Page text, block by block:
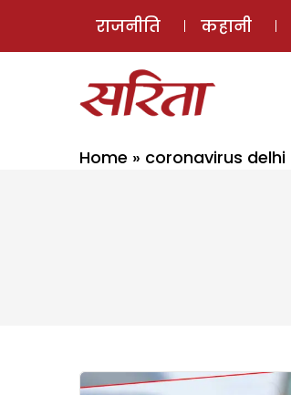
राजनीति कहानी
Home » coronavirus delhi